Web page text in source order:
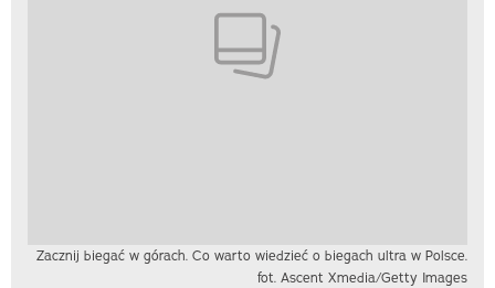
Zacznij biegać w górach. Co warto wiedzieć o biegach ultra w Polsce.
fot. Ascent Xmedia/Getty Images